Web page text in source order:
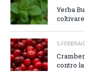
Yerba
5
contro